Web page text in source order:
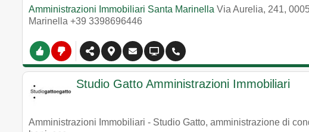
Amministrazioni Immobiliari Santa Marinella Via Aurelia, 241,
Marinella +39 3398696446
Studio Gatto Amministrazioni Immobiliari
Amministrazioni Immobiliari - Studio Gatto, amministrazione di